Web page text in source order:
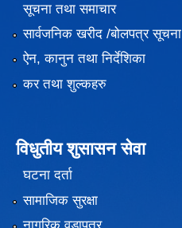
सूचना तथा समाचार
सार्वजनिक खरीद /बोलपत्र सूचना
ऐन, कानुन तथा निर्देशिका
कर तथा शुल्कहरु
विधुतीय शुसासन सेवा
घटना दर्ता
सामाजिक सुरक्षा